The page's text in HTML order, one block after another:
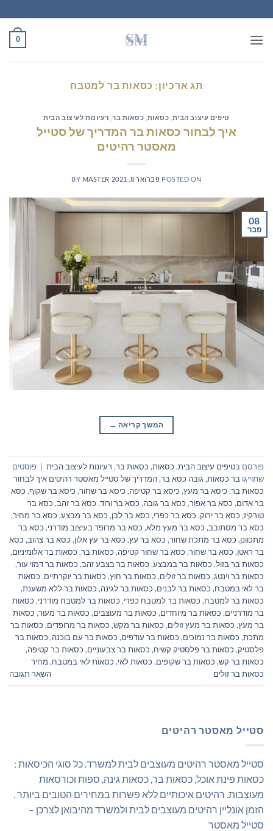
to
content
0
תג ארכיון: כסאות בר למטבח
טיפים עיצוב הבית כסאות כסאות בר, רעיונות לעיצוב הבית
איך לבחור כסאות בר המדריך של סטייל
מאסטר רהיטים
POSTED ON פברואר 8, 2021 BY MASTER
08
פבר
המשך קריאה →
פורסם בטיפים עיצוב הבית, כסאות, כסאות בר, רעיונות לעיצוב הבית
פוסטים
שתוייגו בר כסאות, גובה כסא בר,המדריך של סטייל מאסטר רהיטים איך לבחור
כסאות בר, כיסא בר מעץ, כיסא בר קטיפה, כיסא בר שחור, כיסא בר שקוף, כסא
בר אדום, כסא בר אפור, כסא בר גובה, כסא בר ורוד, כסא בר זהב, כסא בר
טורקיז, כסא בר ירוק, כסא בר כפרי, כסא בר לבן, כסא בר מבצע, כסא בר מחיר,
כסא בר מסתובב, כסא בר מעץ מלא, כסא בר מרופד בעיצוב מודרני, כסא בר
מתכוונן, כסא בר מתכת שחור, כסא בר עץ, כסא בר עץ אלון, כסא בר צהוב, כסא
בר ראטן, כסא בר שחור, כסא בר שחור קטיפה, כסאות בר, כסאות בר אלומיניום,
כסאות בר בזול, כסאות בר במבצע, כסאות בר בצבע זהב, כסאות בר דמוי עור,
כסאות בר וינטג, כסאות בר זולים, כסאות בר חוץ, כסאות בר יוקרתיים, כסאות
בר לאי במטבח, כסאות בר לבנים, כסאות בר לגינה, כסאות בר ללא משענת,
כסאות בר למטבח, כסאות בר למטבח כפרי, כסאות בר למטבח מודרני, כסאות
בר מודרניים, כסאות בר מיוחדים, כסאות בר מעוצבים, כסאות בר מעור, כסאות
בר מעץ, כסאות בר מעץ זולים, כסאות בר מקש, כסאות בר מרופדים, כסאות בר
מתכת, כסאות בר נמוכים, כסאות בר עודפים, כסאות בר עם בוכנה, כסאות בר
פלסטיק, כסאות בר פלסטיק קשיח, כסאות בר צבעוניים, כסאות בר קטיפה,
כסאות בר קש, כסאות בר שקופים, כסאות לאי, כסאות לאי במטבח, מחיר
כסאות בר זולים
השאר תגובה
סטייל מאסטר רהיטים
סטייל מאסטר רהיטים מעוצבים לבית למשרד. כל סוגי הכיסאות :
כסאות פינת אוכל, כסאות בר, כסאות גינה, ספות וכורסאות
מעוצבות. רהיטים איכותיים ללא פשרות במחירים הטובים ביותר .
הזמן אונליין רהיטים מעוצבים לבית ולמשרד מהיבואן לצרכן –
סטייל מאסטר